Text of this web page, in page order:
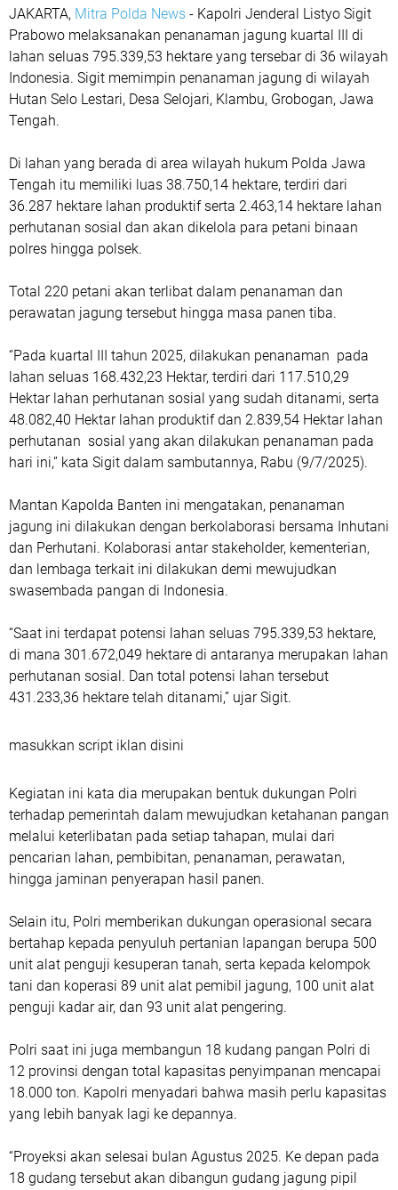
JAKARTA, Mitra Polda News - Kapolri Jenderal Listyo Sigit
Prabowo melaksanakan penanaman jagung kuartal III di
lahan seluas 795.339,53 hektare yang tersebar di 36 wilayah
Indonesia. Sigit memimpin penanaman jagung di wilayah
Hutan Selo Lestari, Desa Selojari, Klambu, Grobogan, Jawa
Tengah.
Di lahan yang berada di area wilayah hukum Polda Jawa
Tengah itu memiliki luas 38.750,14 hektare, terdiri dari
36.287 hektare lahan produktif serta 2.463,14 hektare lahan
perhutanan sosial dan akan dikelola para petani binaan
polres hingga polsek.
Total 220 petani akan terlibat dalam penanaman dan
perawatan jagung tersebut hingga masa panen tiba.
“Pada kuartal III tahun 2025, dilakukan penanaman pada
lahan seluas 168.432,23 Hektar, terdiri dari 117.510,29
Hektar lahan perhutanan sosial yang sudah ditanami, serta
48.082,40 Hektar lahan produktif dan 2.839,54 Hektar lahan
perhutanan sosial yang akan dilakukan penanaman pada
hari ini,” kata Sigit dalam sambutannya, Rabu (9/7/2025).
Mantan Kapolda Banten ini mengatakan, penanaman
jagung ini dilakukan dengan berkolaborasi bersama Inhutani
dan Perhutani. Kolaborasi antar stakeholder, kementerian,
dan lembaga terkait ini dilakukan demi mewujudkan
swasembada pangan di Indonesia.
“Saat ini terdapat potensi lahan seluas 795.339,53 hektare,
di mana 301.672,049 hektare di antaranya merupakan lahan
perhutanan sosial. Dan total potensi lahan tersebut
431.233,36 hektare telah ditanami,” ujar Sigit.
masukkan script iklan disini
Kegiatan ini kata dia merupakan bentuk dukungan Polri
terhadap pemerintah dalam mewujudkan ketahanan pangan
melalui keterlibatan pada setiap tahapan, mulai dari
pencarian lahan, pembibitan, penanaman, perawatan,
hingga jaminan penyerapan hasil panen.
Selain itu, Polri memberikan dukungan operasional secara
bertahap kepada penyuluh pertanian lapangan berupa 500
unit alat penguji kesuperan tanah, serta kepada kelompok
tani dan koperasi 89 unit alat pemibil jagung, 100 unit alat
penguji kadar air, dan 93 unit alat pengering.
Polri saat ini juga membangun 18 kudang pangan Polri di
12 provinsi dengan total kapasitas penyimpanan mencapai
18.000 ton. Kapolri menyadari bahwa masih perlu kapasitas
yang lebih banyak lagi ke depannya.
“Proyeksi akan selesai bulan Agustus 2025. Ke depan pada
18 gudang tersebut akan dibangun gudang jagung pipil